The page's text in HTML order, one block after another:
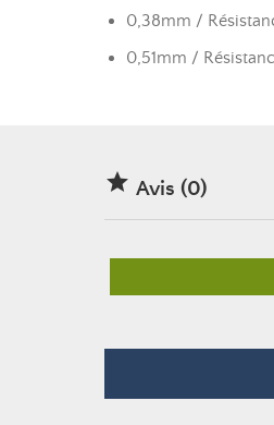
0,38mm /
0,51mm /
 Avis (0)